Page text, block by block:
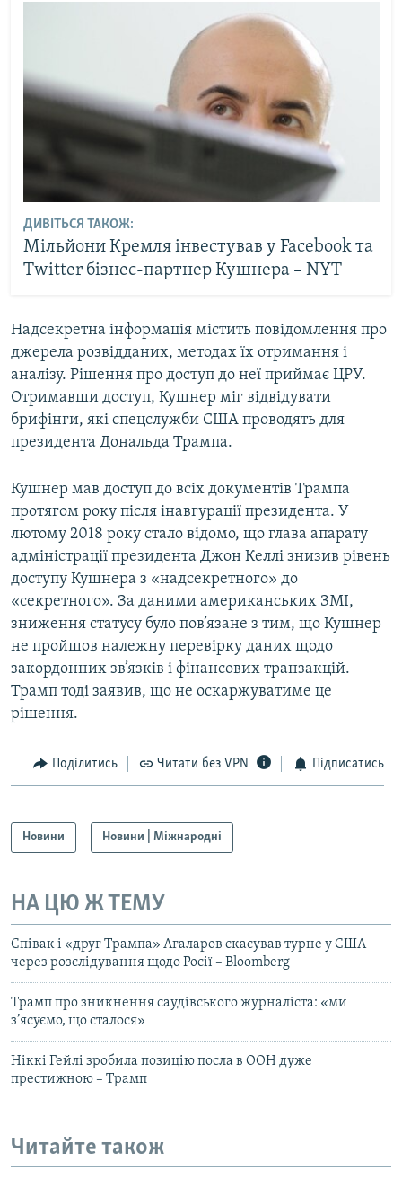
ДИВІТЬСЯ ТАКОЖ:
Мільйони Кремля інвестував у Facebook та
Twitter бізнес-партнер Кушнера – NYT
Надсекретна інформація містить повідомлення про
джерела розвідданих, методах їх отримання і
аналізу. Рішення про доступ до неї приймає ЦРУ.
Отримавши доступ, Кушнер міг відвідувати
брифінги, які спецслужби США проводять для
президента Дональда Трампа.
Кушнер мав доступ до всіх документів Трампа
протягом року після інавгурації президента. У
лютому 2018 року стало відомо, що глава апарату
адміністрації президента Джон Келлі знизив рівень
доступу Кушнера з «надсекретного» до
«секретного». За даними американських ЗМІ,
зниження статусу було пов’язане з тим, що Кушнер
не пройшов належну перевірку даних щодо
закордонних зв’язків і фінансових транзакцій.
Трамп тоді заявив, що не оскаржуватиме це
рішення.
Поділитись Читати без VPN Підписатись
Новини Новини | Міжнародні
НА ЦЮ Ж ТЕМУ
Співак і «друг Трампа» Агаларов скасував турне у США
через розслідування щодо Росії – Bloomberg
Трамп про зникнення саудівського журналіста: «ми
з’ясуємо, що сталося»
Ніккі Гейлі зробила позицію посла в ООН дуже
престижною – Трамп
Читайте також